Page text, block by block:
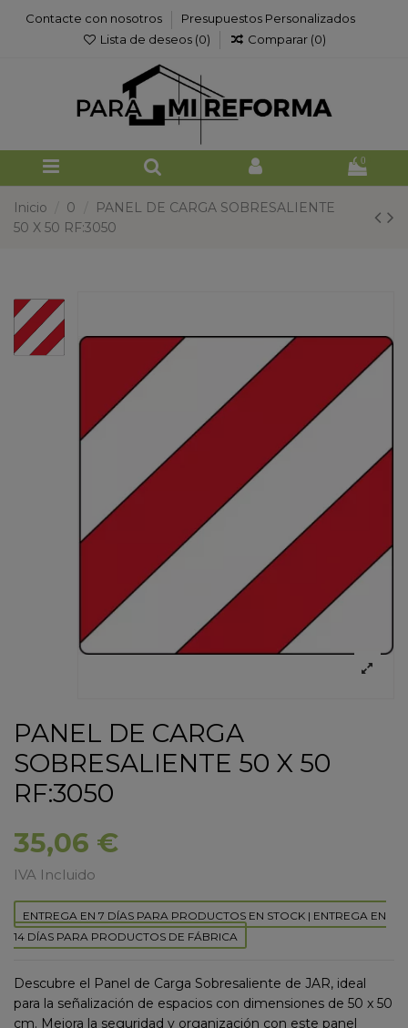
Contacte con nosotros
Presupuestos Personalizados
Lista de deseos (0) Comparar (0)
0
Inicio 0
PANEL DE CARGA SOBRESALIENTE
50 X 50 RF:3050
PANEL DE CARGA
SOBRESALIENTE 50 X 50
RF:3050
35,06 €
IVA Incluido
ENTREGA EN 7 DÍAS PARA PRODUCTOS EN STOCK | ENTREGA EN
14 DÍAS PARA PRODUCTOS DE FÁBRICA
Descubre el Panel de Carga Sobresaliente de JAR, ideal
para la señalización de espacios con dimensiones de 50 x 50
cm. Mejora la seguridad y organización con este panel